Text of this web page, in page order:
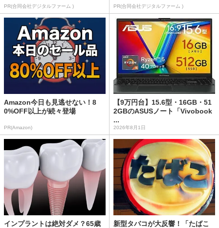
PR(合同会社デジタルファーム ) PR(合同会社デジタルファーム )
Amazon今日も見逃せない！8
0%OFF以上が続々登場
PR(Amazon)
【9万円台】15.6型・16GB・51
2GBのASUSノート「Vivobook
...
2026年8月1日
インプラントは絶対ダメ？65歳
新型タバコが大反響！「たばこ